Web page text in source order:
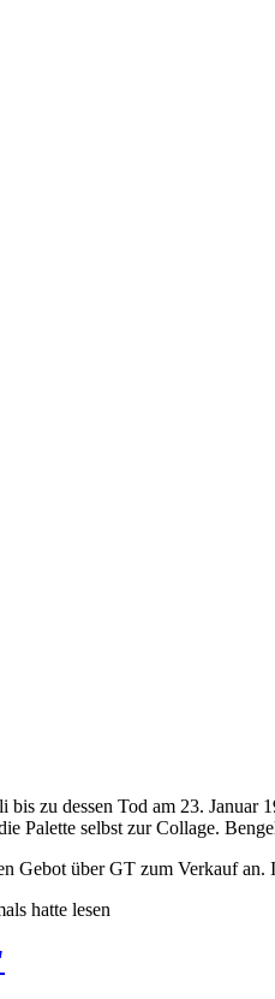
zu dessen Tod am 23.
Palette selbst zur Collage.
Gebot über GT zum Verkauf an.
hatte lesen